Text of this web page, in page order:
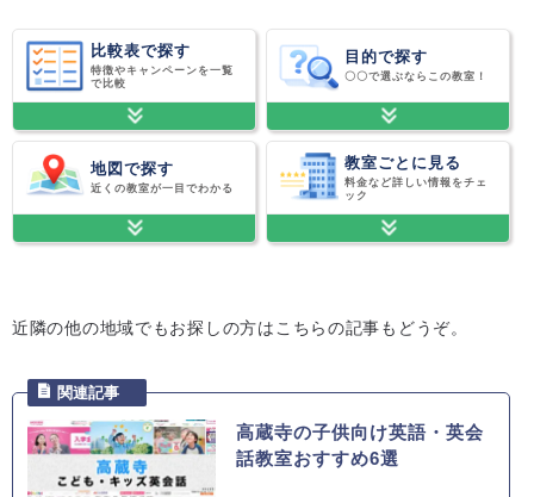
比較表で探す
特徴やキャンペーンを一覧
で比較
目的で探す
〇〇で選ぶならこの教室！
地図で探す
近くの教室が一目でわかる
教室ごとに見る
料金など詳しい情報をチェ
ック
近隣の他の地域でもお探しの方はこちらの記事もどうぞ。
高蔵寺の子供向け英語・英会
話教室おすすめ6選